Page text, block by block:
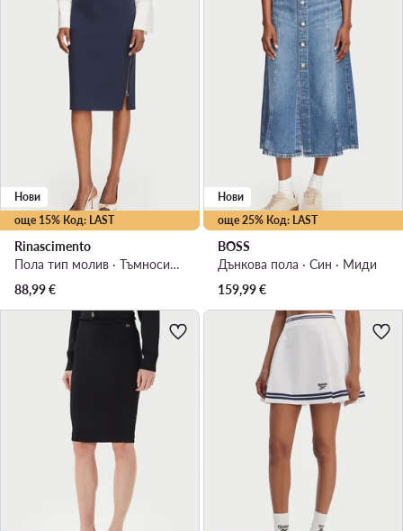
още 15% Код: LAST
Нови
Rinascimento
Пола тип молив · Тъмносин · Миди
88,99€
още 25% Код: LAST
Нови
BOSS
Дънкова пола · Син · Миди
159,99€